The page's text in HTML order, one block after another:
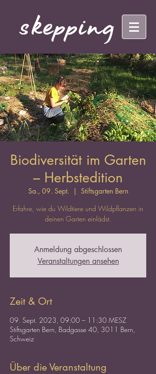
Biodiversität im Garten
– Herbstedition
Sa., 09. Sept.
  |
Stiftsgarten Bern
Erfahre, wie du Wildtiere und Wildpflanzen in
deinen Garten einlädst.
Anmeldung abgeschlossen
Veranstaltungen ansehen
Zeit & Ort
09. Sept. 2023, 09:00 – 11:30 MESZ
Stiftsgarten Bern, Badgasse 40, 3011 Bern,
Schweiz
Über die Veranstaltung